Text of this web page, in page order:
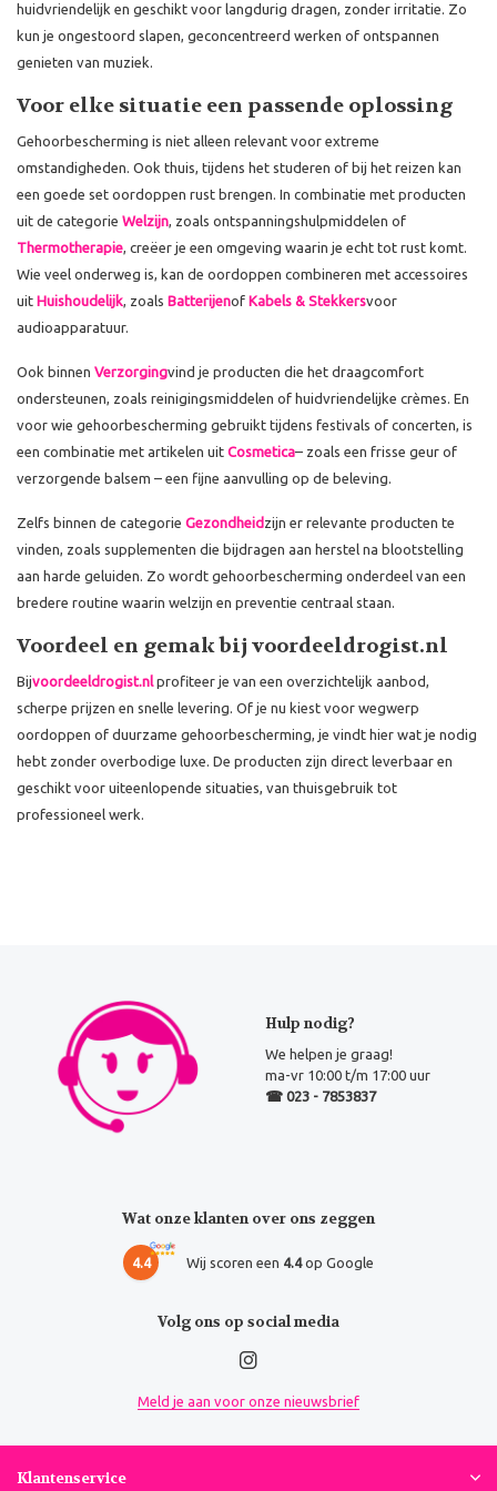
huidvriendelijk en geschikt voor langdurig dragen, zonder irritatie. Zo
kun je ongestoord slapen, geconcentreerd werken of ontspannen
genieten van muziek.
Voor elke situatie een passende oplossing
Gehoorbescherming is niet alleen relevant voor extreme
omstandigheden. Ook thuis, tijdens het studeren of bij het reizen kan
een goede set oordoppen rust brengen. In combinatie met producten
uit de categorie Welzijn, zoals ontspanningshulpmiddelen of
Thermotherapie, creëer je een omgeving waarin je echt tot rust komt.
Wie veel onderweg is, kan de oordoppen combineren met accessoires
uit Huishoudelijk, zoals Batterijenof Kabels & Stekkersvoor
audioapparatuur.
Ook binnen Verzorgingvind je producten die het draagcomfort
ondersteunen, zoals reinigingsmiddelen of huidvriendelijke crèmes. En
voor wie gehoorbescherming gebruikt tijdens festivals of concerten, is
een combinatie met artikelen uit Cosmetica– zoals een frisse geur of
verzorgende balsem – een fijne aanvulling op de beleving.
Zelfs binnen de categorie Gezondheid zijn er relevante producten te
vinden, zoals supplementen die bijdragen aan herstel na blootstelling
aan harde geluiden. Zo wordt gehoorbescherming onderdeel van een
bredere routine waarin welzijn en preventie centraal staan.
Voordeel en gemak bij voordeeldrogist.nl
Bijvoordeeldrogist.nlprofiteer je van een overzichtelijk aanbod,
scherpe prijzen en snelle levering. Of je nu kiest voor wegwerp
oordoppen of duurzame gehoorbescherming, je vindt hier wat je nodig
hebt zonder overbodige luxe. De producten zijn direct leverbaar en
geschikt voor uiteenlopende situaties, van thuisgebruik tot
professioneel werk.
Hulp nodig?
We helpen je graag!
ma-vr 10:00 t/m 17:00 uur
☎ 023 - 7853837
Wat onze klanten over ons zeggen
4.4 Wij scoren een 4.4op Google
Volg ons op social media
Meld je aan voor onze nieuwsbrief
Klantenservice